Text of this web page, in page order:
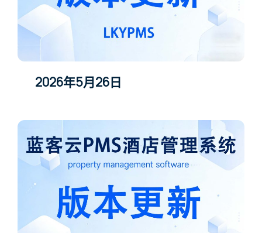
2026年5月26日